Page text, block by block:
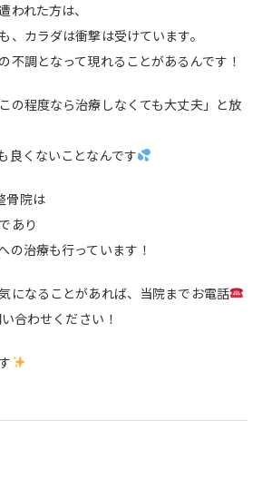
われた方は、
、カラダは衝撃は受けています。
不調となって現れることがあるんです！
の程度なら治療しなくても大丈夫」と放
良くないことなんです
骨院は
あり
の治療も行っています！
になることがあれば、当院までお電話
合わせください！